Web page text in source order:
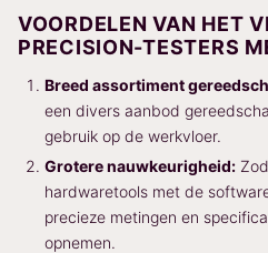
VOORDELEN VAN HET
PRECISION-TESTERS
Breed assortiment
een divers aanbod
gebruik op de werkvloer.
Grotere nauwkeurigheid:
hardwaretools met de
precieze metingen en
opnemen.